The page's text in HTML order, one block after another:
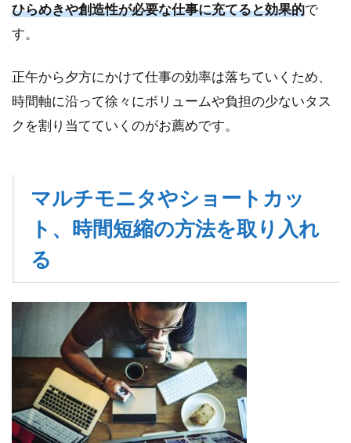
ひらめきや創造性が必要な仕事に充てると効果的で
す。
正午から夕方にかけて仕事の効率は落ちていくため、
時間軸に沿って徐々にボリュームや負担の少ないタス
クを割り当てていくのがお薦めです。
マルチモニタやショートカッ
ト、時間短縮の方法を取り入れ
る